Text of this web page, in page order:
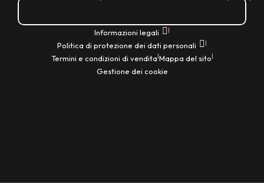
Informazioni legali |
Politica di protezione dei dati personali |
Termini e condizioni di vendita|Mappa del sito|
Gestione dei cookie